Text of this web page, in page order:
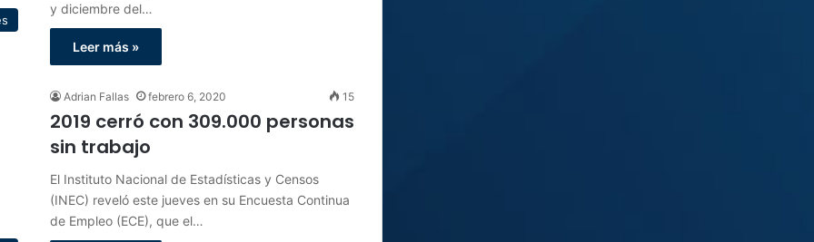
y diciembre del…
Leer más »
Adrian Fallas febrero 6, 2020 15
2019 cerró con 309.000 personas
sin trabajo
El Instituto Nacional de Estadísticas y Censos
(INEC) reveló este jueves en su Encuesta Continua
de Empleo (ECE), que el…